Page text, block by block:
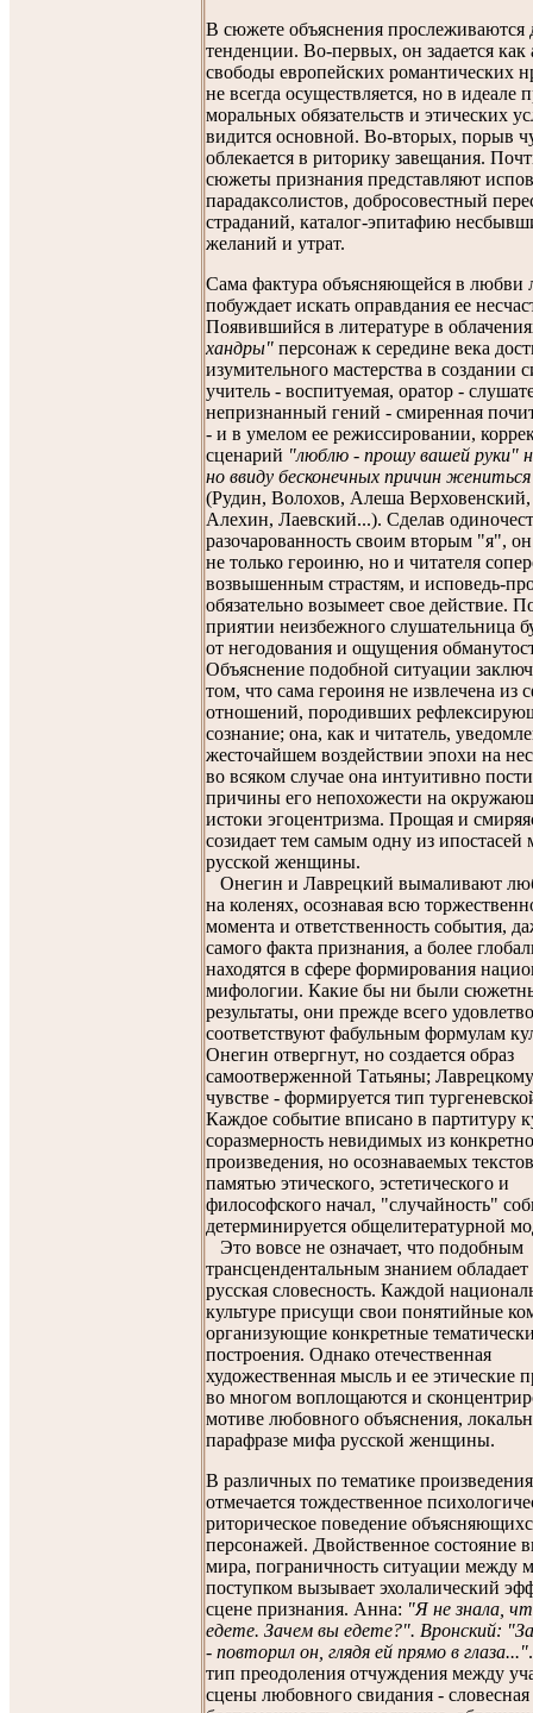
В сюжете объяснения прослеживаются
тенденции. Во-первых, он задается как
свободы европейских романтических
не всегда осуществляется, но в идеале
моральных обязательств и этических
видится основной. Во-вторых, порыв
облекается в риторику завещания.
сюжеты признания представляют
парадаксолистов, добросовестный
страданий, каталог-эпитафию
желаний и утрат.
Сама фактура объясняющейся в любви
побуждает искать оправдания ее
Появившийся в литературе в
хандры" персонаж к середине века
изумительного мастерства в создании
учитель - воспитуемая, оратор -
непризнанный гений - смиренная
- и в умелом ее режиссировании,
сценарий "люблю - прошу вашей руки"
но ввиду бесконечных причин
(Рудин, Волохов, Алеша
Алехин, Лаевский...). Сделав
разочарованность своим вторым "я", он
не только героиню, но и читателя
возвышенным страстям, и исповедь-
обязательно возымеет свое действие.
приятии неизбежного слушательница
от негодования и ощущения
Объяснение подобной ситуации
том, что сама героиня не извлечена из
отношений, породивших
сознание; она, как и читатель,
жесточайшем воздействии эпохи на
во всяком случае она интуитивно
причины его непохожести на
истоки эгоцентризма. Прощая и
созидает тем самым одну из ипостасей
русской женщины.
Онегин и Лаврецкий вымаливают
на коленях, осознавая всю
момента и ответственность события,
самого факта признания, а более
находятся в сфере формирования
мифологии. Какие бы ни были
результаты, они прежде всего
соответствуют фабульным формулам
Онегин отвергнут, но создается образ
самоотверженной Татьяны;
чувстве - формируется тип
Каждое событие вписано в партитуру
соразмерность невидимых из
произведения, но осознаваемых
памятью этического, эстетического и
философского начал, "случайность"
детерминируется общелитературной
Это вовсе не означает, что подобным
трансцендентальным знанием обладает
русская словесность. Каждой
культуре присущи свои понятийные
организующие конкретные
построения. Однако отечественная
художественная мысль и ее этические
во многом воплощаются и
мотиве любовного объяснения,
парафразе мифа русской женщины.
В различных по тематике
отмечается тождественное
риторическое поведение
персонажей. Двойственное состояние
мира, пограничность ситуации между
поступком вызывает эхолалический
сцене признания. Анна: "Я не знала,
едете. Зачем вы едете?". Вронский:
- повторил он, глядя ей прямо в глаза..."
тип преодоления отчуждения между
сцены любовного свидания - словесная